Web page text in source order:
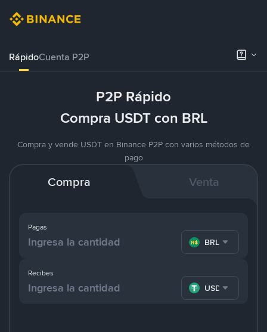
RápidoCuenta P2P
P2P Rápido
Compra USDT con BRL
Compra y vende USDT en Binance P2P con varios métodos de
pago
Compra Venta
Pagas
BRL
Recibes
USDT